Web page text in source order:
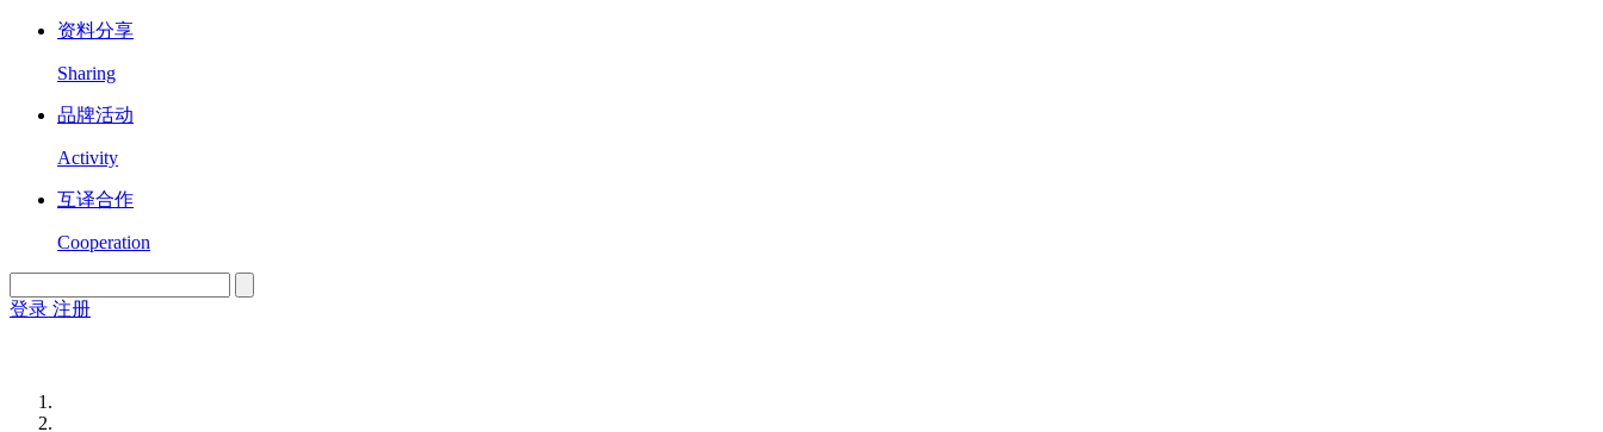
资料分享
Sharing
品牌活动
Activity
互译合作
Cooperation
登录 注册